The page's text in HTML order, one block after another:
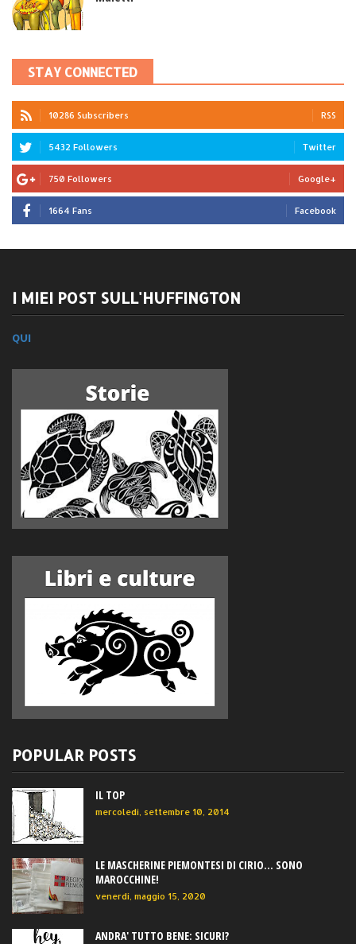
STAY CONNECTED
10286 Subscribers RSS
5432 Followers Twitter
750 Followers Google+
1664 Fans Facebook
I MIEI POST SULL'HUFFINGTON
QUI
POPULAR POSTS
IL TOP
mercoledì, settembre 10, 2014
LE MASCHERINE PIEMONTESI DI CIRIO... SONO
MAROCCHINE!
venerdì, maggio 15, 2020
ANDRA' TUTTO BENE: SICURI?